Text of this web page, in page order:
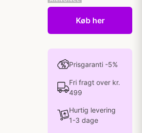
Køb her
Prisgaranti -5%
Fri fragt over kr.
499
Hurtig levering
1-3 dage